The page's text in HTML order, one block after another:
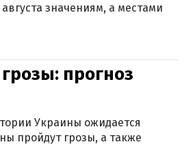
значениям, а местами
прогноз
Украины ожидается
пройдут грозы, а также